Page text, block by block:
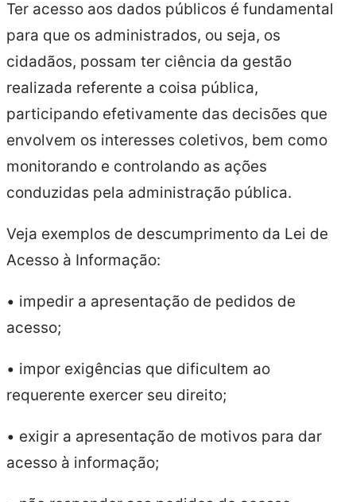
Ter acesso aos dados públicos é fundamental
para que os administrados, ou seja, os
cidadãos, possam ter ciência da gestão
realizada referente a coisa pública,
participando efetivamente das decisões que
envolvem os interesses coletivos, bem como
monitorando e controlando as ações
conduzidas pela administração pública.
Veja exemplos de descumprimento da Lei de
Acesso à Informação:
• impedir a apresentação de pedidos de
acesso;
• impor exigências que dificultem ao
requerente exercer seu direito;
• exigir a apresentação de motivos para dar
acesso à informação;